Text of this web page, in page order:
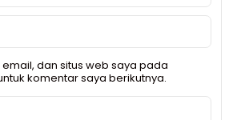
dan situs web saya pada
komentar saya berikutnya.